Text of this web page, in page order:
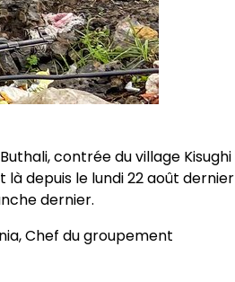
contrée du village Kisughi
depuis le lundi 22 août dernier
dernier.
Chef du groupement